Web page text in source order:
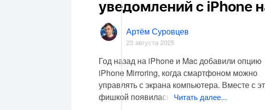
уведомлений с iPhone
Артём Суровцев
23 августа 2025
Год назад на iPhone и Mac добавили опцию
iPhone Mirroring, когда смартфоном можно
управлять с экрана компьютера. Вместе с
фишкой появилась
Читать далее...